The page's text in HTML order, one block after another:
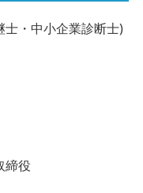
・中小企業診断士)
締役